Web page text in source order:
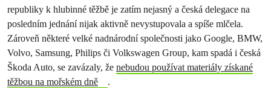
republiky k hlubinné těžbě je zatím nejasný a česká delegace na
posledním jednání nijak aktivně nevystupovala a spíše mlčela.
Zároveň některé velké nadnárodní společnosti jako Google, BMW,
Volvo, Samsung, Philips či Volkswagen Group, kam spadá i česká
Škoda Auto, se zavázaly, že nebudou používat materiály získané
těžbou na mořském dně
.